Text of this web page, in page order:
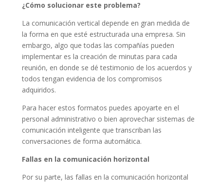
¿Cómo solucionar este problema?
La comunicación vertical depende en gran medida de
la forma en que esté estructurada una empresa. Sin
embargo, algo que todas las compañías pueden
implementar es la creación de minutas para cada
reunión, en donde se dé testimonio de los acuerdos y
todos tengan evidencia de los compromisos
adquiridos.
Para hacer estos formatos puedes apoyarte en el
personal administrativo o bien aprovechar sistemas de
comunicación inteligente que transcriban las
conversaciones de forma automática.
Fallas en la comunicación horizontal
Por su parte, las fallas en la comunicación horizontal